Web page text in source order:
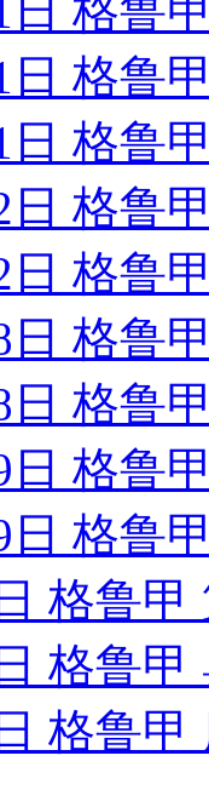
日 格鲁
日 格鲁
日 格鲁
日 格鲁
日 格鲁
日 格鲁
日 格鲁
日 格鲁
日 格鲁
格鲁
格鲁
格鲁